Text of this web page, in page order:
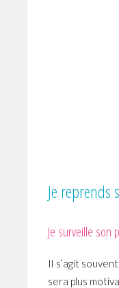
Je reprends
Je surveille son
Il s’agit
sera plus